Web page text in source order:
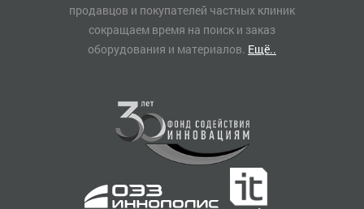
продавцов и покупателей частных клиник
сокращаем время на поиск и заказ
оборудования и материалов. Ещё..